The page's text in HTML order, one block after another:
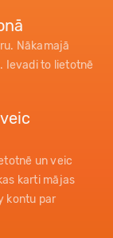
Nākamajā
Ievadi to lietotnē
un veic
karti mājas
kontu par